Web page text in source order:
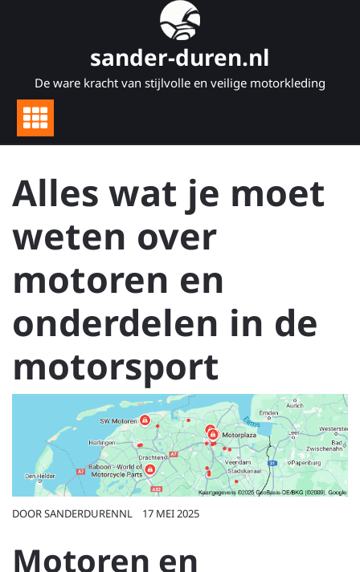
sander-duren.nl
De ware kracht van stijlvolle en veilige motorkleding
Alles wat je moet
weten over
motoren en
onderdelen in de
motorsport
DOORSANDERDURENNL 17 MEI 2025
Motoren en